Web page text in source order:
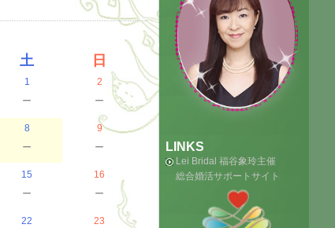
土 日
1
－
2
－
8
－
9
－
15
－
16
－
22 23
LINKS
Lei Bridal 福谷象玲主催
総合婚活サポートサイト